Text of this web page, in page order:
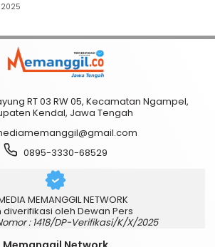
RT 03 RW 05, Kecamatan Ngampel,
Kendal, Jawa Tengah
0895-3330-68529
MEMANGGIL NETWORK
diverifikasi oleh Dewan Pers
: 1418/DP-Verifikasi/K/X/2025